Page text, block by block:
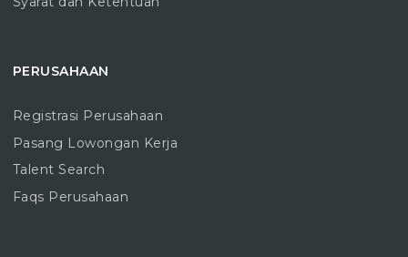
PERUSAHAAN
Registrasi Perusahaan
Pasang Lowongan Kerja
Talent Search
Faqs Perusahaan